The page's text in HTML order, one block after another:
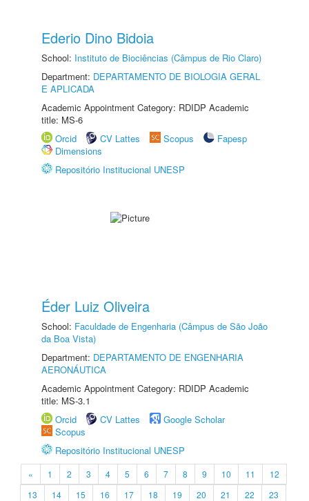
Ederio Dino Bidoia
School: Instituto de Biociências (Câmpus de Rio Claro)
Department: DEPARTAMENTO DE BIOLOGIA GERAL
E APLICADA
Academic Appointment Category: RDIDP Academic
title: MS-6
Orcid
CV Lattes Scopus
Fapesp
Dimensions
Repositório Institucional UNESP
Éder Luiz Oliveira
School: Faculdade de Engenharia (Câmpus de São João
da Boa Vista)
Department: DEPARTAMENTO DE ENGENHARIA
AERONÁUTICA
Academic Appointment Category: RDIDP Academic
title: MS-3.1
Orcid
CV Lattes
Google Scholar
Scopus
Repositório Institucional UNESP
« 1 2 3 4 5 6 7 8 9 10 11
12
13
14 15 16 17 18 19 20 21 22
23